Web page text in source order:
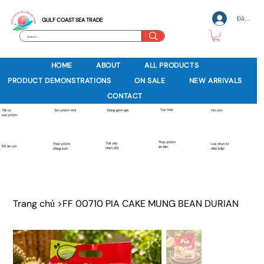
GULF COAST SEA TRADE Đăng
HOME ABOUT
ALL PRODUCTS
PRODUCT DEMONSTRATIONS
ON SALE
NEW ARRIVALS
CONTACT
Tất cả
sản phẩm
Sản phẩm mới Đang giảm giá Tạp hóa Hải sản
Đồ ăn vặt
Thực phẩm
đông lạnh
Trái cây
nhiệt đới
Thực phẩm
ăn liền
Lựa chọn từ
đầu bếp
Trang chủ >FF 00710 PIA CAKE MUNG BEAN DURIAN